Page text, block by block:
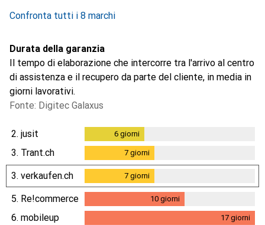
Confronta tutti i 8 marchi
Durata della garanzia
Il tempo di elaborazione che intercorre tra l'arrivo al centro
di assistenza e il recupero da parte del cliente, in media in
giorni lavorativi.
Fonte: Digitec Galaxus
2. jusit 6 giorni
3. Trant.ch 7 giorni
3. verkaufen.ch 7 giorni
5. Re!commerce 10 giorni
6. mobileup 17 giorni